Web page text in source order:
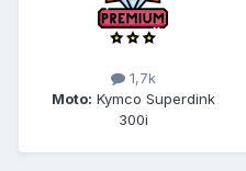
1,7k
Moto: Kymco Superdink
300i